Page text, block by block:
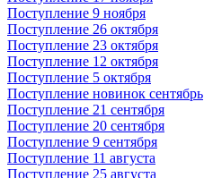
Поступление 9 ноября
Поступление 26 октября
Поступление 23 октября
Поступление 12 октября
Поступление 5 октября
Поступление новинок сентябрь
Поступление 21 сентября
Поступление 20 сентября
Поступление 9 сентября
Поступление 11 августа
Поступление 25 августа